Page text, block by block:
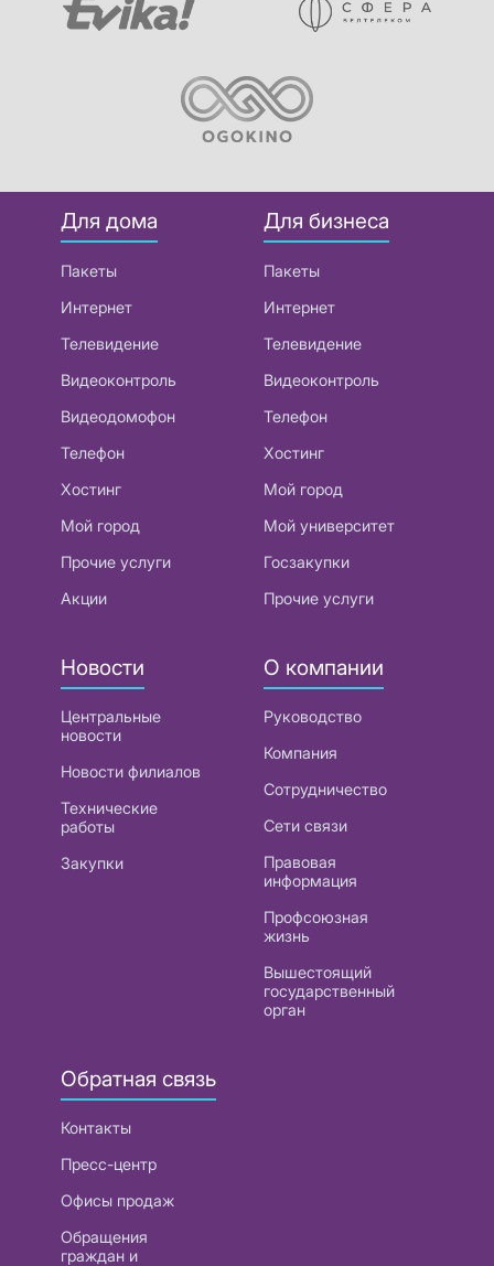
Для дома
Пакеты
Интернет
Телевидение
Видеоконтроль
Видеодомофон
Телефон
Хостинг
Мой город
Прочие услуги
Акции
Для бизнеса
Пакеты
Интернет
Телевидение
Видеоконтроль
Телефон
Хостинг
Мой город
Мой университет
Госзакупки
Прочие услуги
Новости
Центральные
новости
Новости филиалов
Технические
работы
Закупки
О компании
Руководство
Компания
Сотрудничество
Сети связи
Правовая
информация
Профсоюзная
жизнь
Вышестоящий
государственный
орган
Обратная связь
Контакты
Пресс-центр
Офисы продаж
Обращения
граждан и